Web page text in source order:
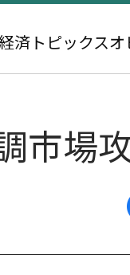
済 トピックスオ
市場